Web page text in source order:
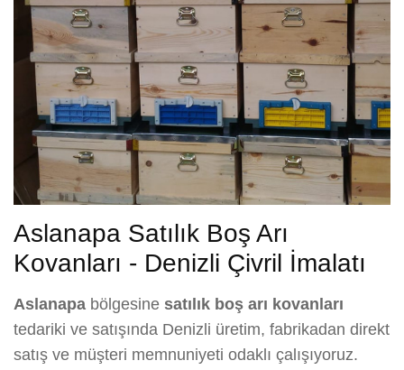
Aslanapa Satılık Boş Arı
Kovanları - Denizli Çivril İmalatı
Aslanapa bölgesine satılık boş arı kovanları
tedariki ve satışında Denizli üretim, fabrikadan direkt
satış ve müşteri memnuniyeti odaklı çalışıyoruz.